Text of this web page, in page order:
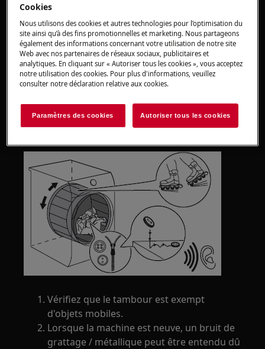
Solution
Il est normal d'entendre un bruit
métallique provenant d'un sèche-linge à
pompe à chaleur.Cela peut être causé par
la rotation du tambour ou par des boucles
des boutons et autres pièces des
vêtements dans la machine.
Vérifiez que le tambour est exempt
d'objets mobiles.
Lorsque la machine est neuve, un bruit de
grattage / métallique peut être entendu dû
Cookies
Nous utilisons des cookies et autres technologies pour l’optimisation du
site ainsi qu’à des fins promotionnelles et marketing. Nous partageons
également des informations concernant votre utilisation de notre site
Web avec nos partenaires de réseaux sociaux, publicitaires et
analytiques. En cliquant sur « Autoriser tous les cookies », vous acceptez
notre utilisation des cookies. Pour plus d'informations, veuillez
consulter notre déclaration relative aux cookies.
Paramètres des cookies Autoriser tous les cookies